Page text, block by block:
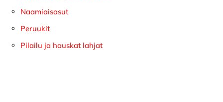
Naamiaisasut
Peruukit
Pilailu ja hauskat lahjat